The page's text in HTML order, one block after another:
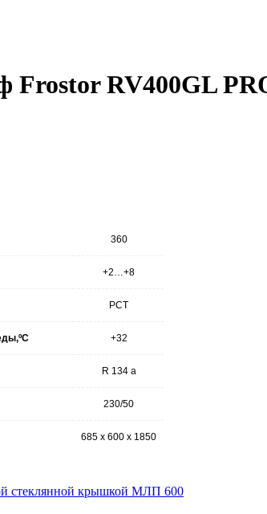
RV400GL
360
+2…+8
РСТ
+32
R 134 a
230/50
685 х 600 х 1850